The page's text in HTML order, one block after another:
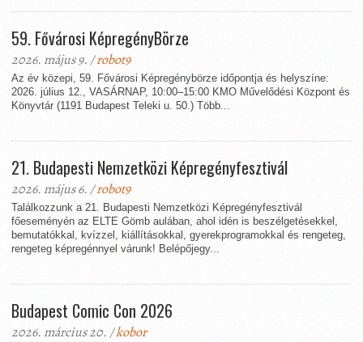
59. Fővárosi KépregényBörze
2026. május 9. /robot9
Az év közepi, 59. Fővárosi Képregénybörze időpontja és helyszíne:
2026. július 12., VASÁRNAP, 10:00–15:00 KMO Művelődési Központ és
Könyvtár (1191 Budapest Teleki u. 50.) Több...
21. Budapesti Nemzetközi Képregényfesztivál
2026. május 6. /robot9
Találkozzunk a 21. Budapesti Nemzetközi Képregényfesztivál
főeseményén az ELTE Gömb aulában, ahol idén is beszélgetésekkel,
bemutatókkal, kvízzel, kiállításokkal, gyerekprogramokkal és rengeteg,
rengeteg képregénnyel várunk! Belépőjegy...
Budapest Comic Con 2026
2026. március 20. /kobor